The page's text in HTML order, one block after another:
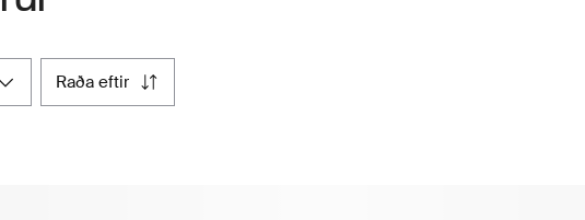
raða eftir